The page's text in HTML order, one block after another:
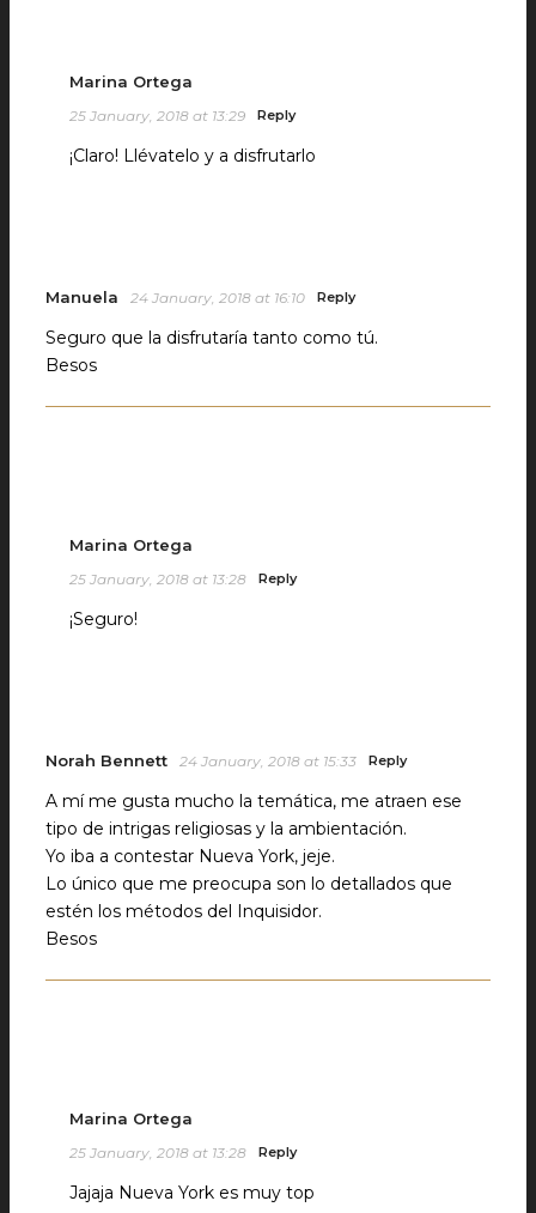
Marina Ortega
25 January, 2018 at 13:29 Reply
¡Claro! Llévatelo y a disfrutarlo
Manuela 24 January, 2018 at 16:10 Reply
Seguro que la disfrutaría tanto como tú.
Besos
Marina Ortega
25 January, 2018 at 13:28 Reply
¡Seguro!
Norah Bennett 24 January, 2018 at 15:33 Reply
A mí me gusta mucho la temática, me atraen ese
tipo de intrigas religiosas y la ambientación.
Yo iba a contestar Nueva York, jeje.
Lo único que me preocupa son lo detallados que
estén los métodos del Inquisidor.
Besos
Marina Ortega
25 January, 2018 at 13:28 Reply
Jajaja Nueva York es muy top